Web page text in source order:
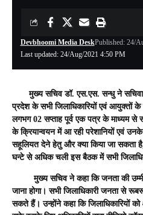
Last updated: 24/Aug/2021 4:50 PM
Devbhoomi Media DeskPublished: 24/
मुख्य सचिव डॉ. एस.एस. सन्धु ने
प्रदेश के सभी जिलाधिकारियों एवं आयुक्तों के
लगभग 02 सप्ताह पूर्व एक पत्र के माध्यम से
के क्रियान्वयन में आ रही परेशानियों एवं
सहूलियत देने हेतु और क्या किया जा सकता
घन्टे से अधिक चली इस बैठक में सभी
मुख्य सचिव ने कहा कि जनता की
जाना होगा। सभी जिलाधिकारी जनता से
सकते हैं। उन्होंने कहा कि जिलाधिकारियों